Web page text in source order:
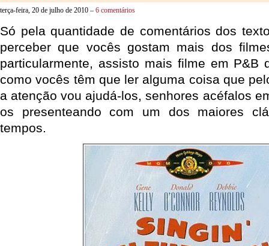
terça-feira, 20 de julho de 2010 – 6 comentários
Só pela quantidade de comentários dos
perceber que vocês gostam mais dos
particularmente, assisto mais filme em P&B
como vocês têm que ler alguma coisa que
a atenção vou ajudá-los, senhores acéfalos
os presenteando com um dos maiores
tempos.